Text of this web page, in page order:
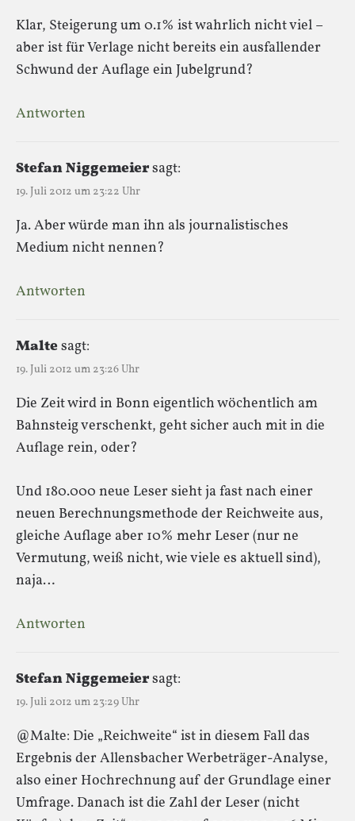
Klar, Steigerung um 0.1% ist wahrlich nicht viel –
aber ist für Verlage nicht bereits ein ausfallender
Schwund der Auflage ein Jubelgrund?
Antworten
Stefan Niggemeiersagt:
19. Juli 2012 um 23:22 Uhr
Ja. Aber würde man ihn als journalistisches
Medium nicht nennen?
Antworten
Maltesagt:
19. Juli 2012 um 23:26 Uhr
Die Zeit wird in Bonn eigentlich wöchentlich am
Bahnsteig verschenkt, geht sicher auch mit in die
Auflage rein, oder?
Und 180.000 neue Leser sieht ja fast nach einer
neuen Berechnungsmethode der Reichweite aus,
gleiche Auflage aber 10% mehr Leser (nur ne
Vermutung, weiß nicht, wie viele es aktuell sind),
naja…
Antworten
Stefan Niggemeiersagt:
19. Juli 2012 um 23:29 Uhr
@Malte: Die „Reichweite“ ist in diesem Fall das
Ergebnis der Allensbacher Werbeträger-Analyse,
also einer Hochrechnung auf der Grundlage einer
Umfrage. Danach ist die Zahl der Leser (nicht